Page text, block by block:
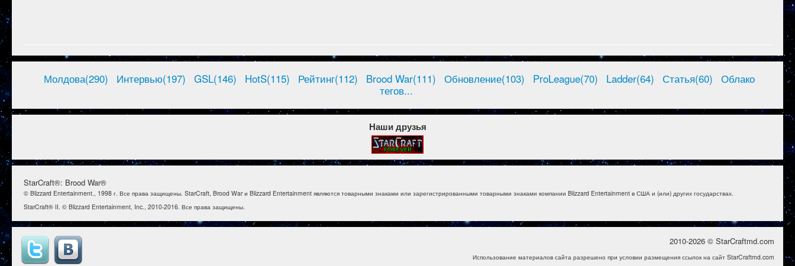
Молдова(290) Интервью(197) GSL(146) HotS(115) Рейтинг(112) Brood War(111) Обновление(103) ProLeague(70) Ladder(64) Статья(60)
Облако
тегов...
Наши друзья
StarCraft®: Brood War®
© Blizzard Entertainment., 1998 г. Все права защищены. StarCraft, Brood War и Blizzard Entertainment являются товарными знаками или зарегистрированными товарными знаками компании Blizzard Entertainment в США и (или) других государствах.
StarCraft® II. © Blizzard Entertainment, Inc., 2010-2016. Все права защищены.
2010-2026 © StarCraftmd.com
Использование материалов сайта разрешено при условии размещения ссылок на сайт StarCraftmd.com